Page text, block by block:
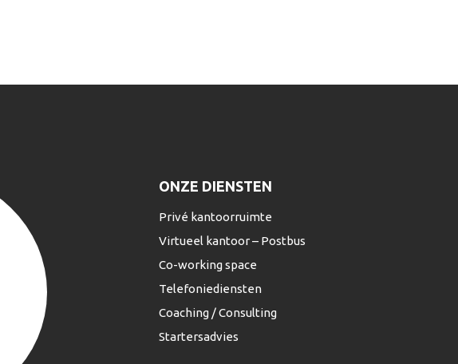
ONZE DIENSTEN
Privé kantoorruimte
Virtueel kantoor – Postbus
Co-working space
Telefoniediensten
Coaching / Consulting
Startersadvies